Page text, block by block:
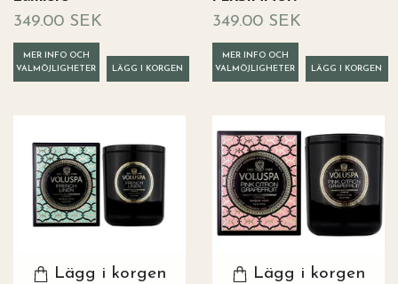
349.00 SEK
MER INFO OCH
VALMÖJLIGHETER
349.00 SEK
MER INFO OCH
VALMÖJLIGHETER
Lägg i korgen Lägg i korgen